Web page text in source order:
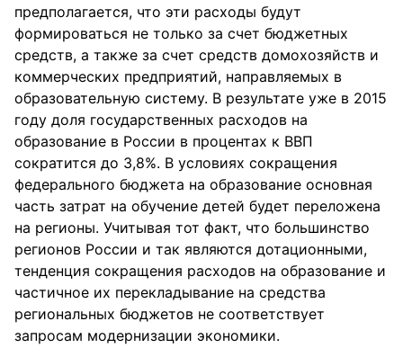
предполагается, что эти расходы будут
формироваться не только за счет бюджетных
средств, а также за счет средств домохозяйств и
коммерческих предприятий, направляемых в
образовательную систему. В результате уже в 2015
году доля государственных расходов на
образование в России в процентах к ВВП
сократится до 3,8%. В условиях сокращения
федерального бюджета на образование основная
часть затрат на обучение детей будет переложена
на регионы. Учитывая тот факт, что большинство
регионов России и так являются дотационными,
тенденция сокращения расходов на образование и
частичное их перекладывание на средства
региональных бюджетов не соответствует
запросам модернизации экономики.